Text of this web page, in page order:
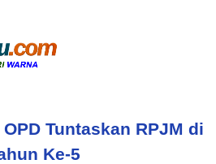
Tuntaskan RPJM di
Ke-5